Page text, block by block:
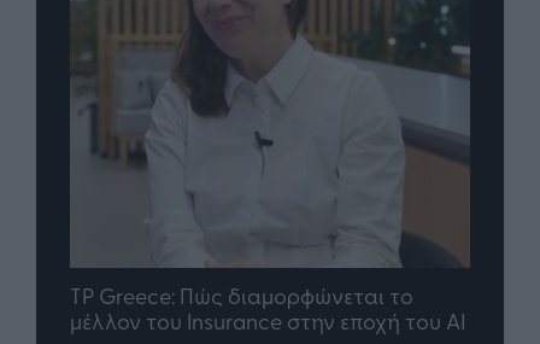
TP Greece: Πώς διαμορφώνεται το
μέλλον του Insurance στην εποχή του AI